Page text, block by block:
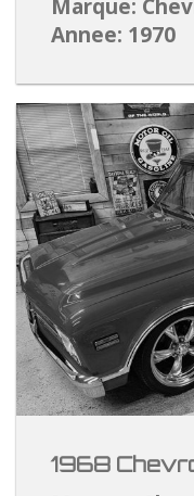
Marque:
Annee: 1970
1968